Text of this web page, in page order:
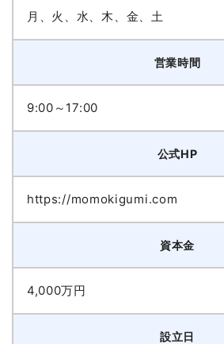
月、火、水、木、金、土
営業時間
9:00～17:00
公式HP
https://momokigumi.com
資本金
4,000万円
設立日